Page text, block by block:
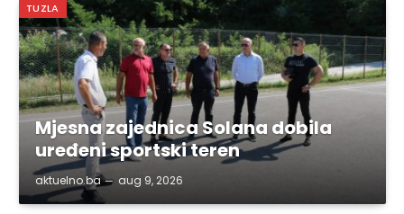
TUZLA
Mjesna zajednica Solana dobila
uređeni sportski teren
aktuelno.ba aug 9, 2026